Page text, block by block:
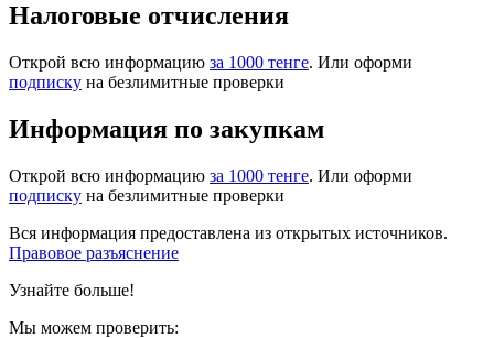
Налоговые отчисления
Открой всю информацию за 1000 тенге. Или оформи
подписку на безлимитные проверки
Информация по закупкам
Открой всю информацию за 1000 тенге. Или оформи
подписку на безлимитные проверки
Вся информация предоставлена из открытых источников.
Правовое разъяснение
Узнайте больше!
Мы можем проверить: